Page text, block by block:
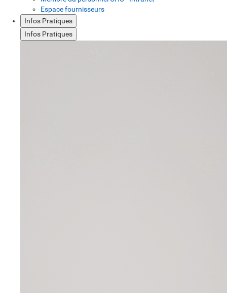
Espace fournisseurs
Infos Pratiques
Infos Pratiques